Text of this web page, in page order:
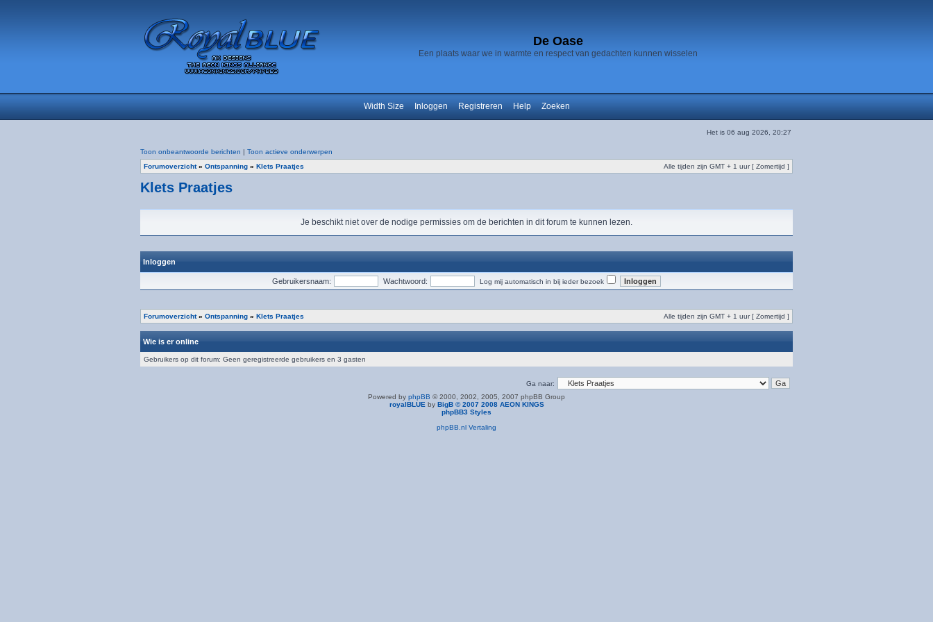
De Oase
Een plaats waar we in warmte en respect van gedachten kunnen wisselen
Width Size Inloggen Registreren Help Zoeken
Het is 06 aug 2026, 20:27
Toon onbeantwoorde berichten | Toon actieve onderwerpen
Forumoverzicht» Ontspanning» Klets Praatjes Alle tijden zijn GMT + 1 uur [ Zomertijd ]
Klets Praatjes
Je beschikt niet over de nodige permissies om de berichten in dit forum te kunnen lezen.
Inloggen
Gebruikersnaam: Wachtwoord: Log mij automatisch in bij ieder bezoek
Forumoverzicht» Ontspanning» Klets Praatjes Alle tijden zijn GMT + 1 uur [ Zomertijd ]
Wie is er online
Gebruikers op dit forum: Geen geregistreerde gebruikers en 3 gasten
Ga naar:
Powered by phpBB © 2000, 2002, 2005, 2007 phpBB Group
royalBLUE by BigB © 2007 2008 AEON KINGS
phpBB3 Styles
phpBB.nl Vertaling